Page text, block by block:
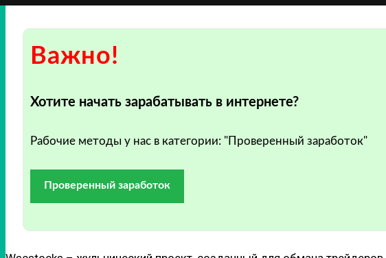
Важно!
Хотите начать зарабатывать в интернете?
Рабочие методы у нас в категории: "Проверенный заработок"
Проверенный заработок